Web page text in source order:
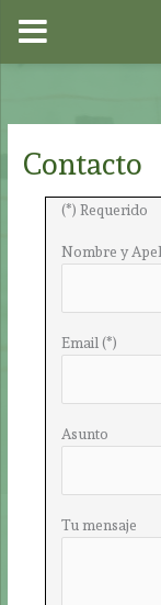
contenido
Contacto
(*) Requerido
Nombre y
Email (*)
Asunto
Tu mensaje